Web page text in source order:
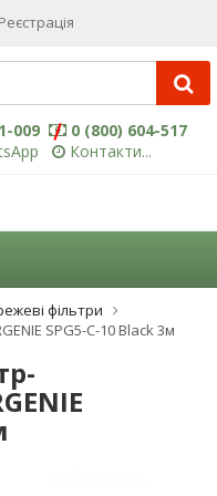
Реєстрація
009
0 (800) 604-517
Контакти...
фільтри
SPG5-C-10 Black 3м